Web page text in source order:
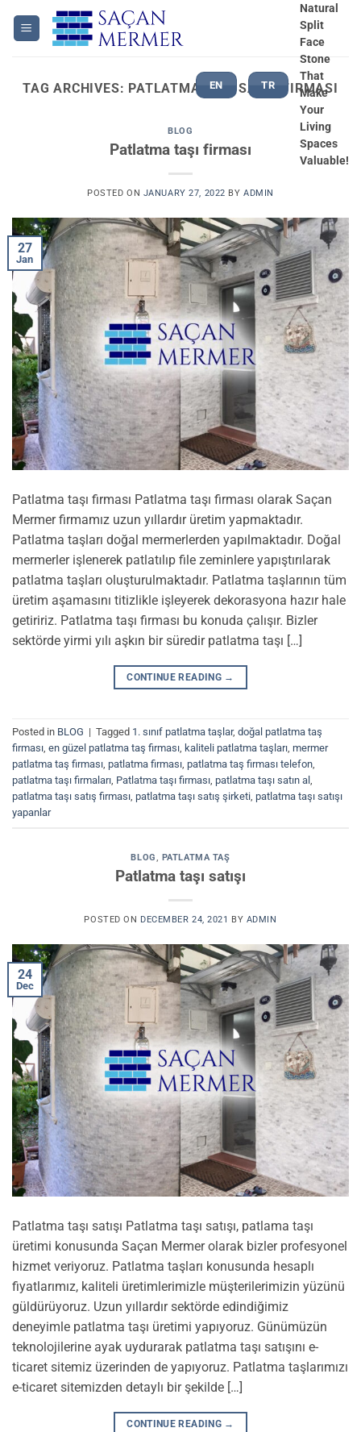
EN TR
Natural
Split
Face
Stone
That
Make
Your
Living
Spaces
Valuable!
TAG ARCHIVES: PATLATMA TAŞI SATIŞ FIRMASI
BLOG
Patlatma taşı firması
POSTED ON JANUARY 27, 2022 BY ADMIN
27
Jan
Patlatma taşı firması Patlatma taşı firması olarak Saçan
Mermer firmamız uzun yıllardır üretim yapmaktadır.
Patlatma taşları doğal mermerlerden yapılmaktadır. Doğal
mermerler işlenerek patlatılıp file zeminlere yapıştırılarak
patlatma taşları oluşturulmaktadır. Patlatma taşlarının tüm
üretim aşamasını titizlikle işleyerek dekorasyona hazır hale
getiririz. Patlatma taşı firması bu konuda çalışır. Bizler
sektörde yirmi yılı aşkın bir süredir patlatma taşı […]
CONTINUE READING →
Posted in BLOG | Tagged 1. sınıf patlatma taşlar, doğal patlatma taş
firması, en güzel patlatma taş firması, kaliteli patlatma taşları, mermer
patlatma taş firması, patlatma firması, patlatma taş firması telefon,
patlatma taşı firmaları, Patlatma taşı firması, patlatma taşı satın al ,
patlatma taşı satış firması, patlatma taşı satış şirketi, patlatma taşı satışı
yapanlar
BLOG, PATLATMA TAŞ
Patlatma taşı satışı
POSTED ON DECEMBER 24, 2021 BY ADMIN
24
Dec
Patlatma taşı satışı Patlatma taşı satışı, patlama taşı
üretimi konusunda Saçan Mermer olarak bizler profesyonel
hizmet veriyoruz. Patlatma taşları konusunda hesaplı
fiyatlarımız, kaliteli üretimlerimizle müşterilerimizin yüzünü
güldürüyoruz. Uzun yıllardır sektörde edindiğimiz
deneyimle patlatma taşı üretimi yapıyoruz. Günümüzün
teknolojilerine ayak uydurarak patlatma taşı satışını e-
ticaret sitemiz üzerinden de yapıyoruz. Patlatma taşlarımızı
e-ticaret sitemizden detaylı bir şekilde […]
CONTINUE READING →